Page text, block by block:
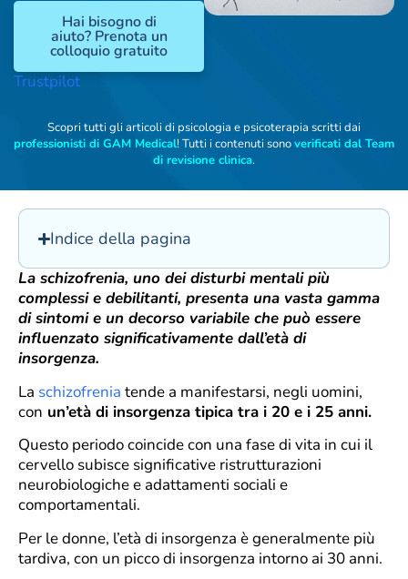
Hai bisogno di
aiuto? Prenota un
colloquio gratuito
Trustpilot
Scopri tutti gli articoli di psicologia e psicoterapia scritti dai
professionisti di GAM Medical! Tutti i contenuti sonoverificati dal Team
di revisione clinica.
Indice della pagina
La schizofrenia, uno dei disturbi mentali più
complessi e debilitanti, presenta una vasta gamma
di sintomi e un decorso variabile che può essere
influenzato significativamente dall’età di
insorgenza.
La schizofrenia tende a manifestarsi, negli uomini,
con un’età di insorgenza tipica tra i 20 e i 25 anni.
Questo periodo coincide con una fase di vita in cui il
cervello subisce significative ristrutturazioni
neurobiologiche e adattamenti sociali e
comportamentali.
Per le donne, l’età di insorgenza è generalmente più
tardiva, con un picco di insorgenza intorno ai 30 anni.